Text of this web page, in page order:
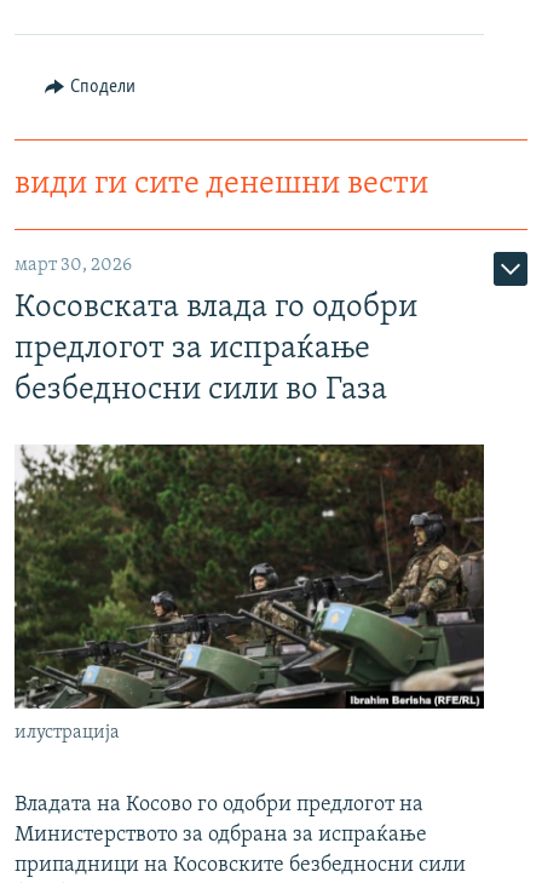
Сподели
види ги сите денешни вести
март 30, 2026
Косовската влада го одобри
предлогот за испраќање
безбедносни сили во Газа
илустрација
Владата на Косово го одобри предлогот на
Министерството за одбрана за испраќање
припадници на Косовските безбедносни сили